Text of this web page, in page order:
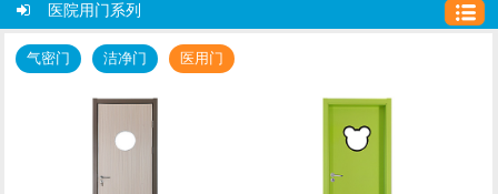
医院用门系列
气密门 洁净门 医用门